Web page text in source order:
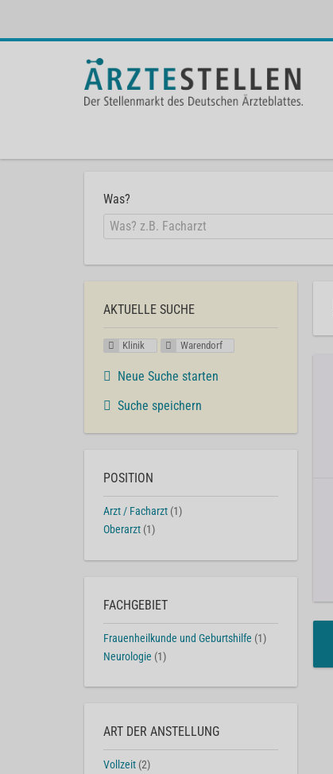
Was?
AKTUELLE SUCHE
Klinik Warendorf
Neue Suche starten
Suche speichern
POSITION
Arzt / Facharzt (1)
Oberarzt (1)
FACHGEBIET
Frauenheilkunde und Geburtshilfe (1)
Neurologie (1)
ART DER ANSTELLUNG
Vollzeit (2)